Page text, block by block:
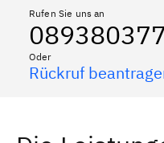
Rufen Sie uns an
Oder
Rückruf